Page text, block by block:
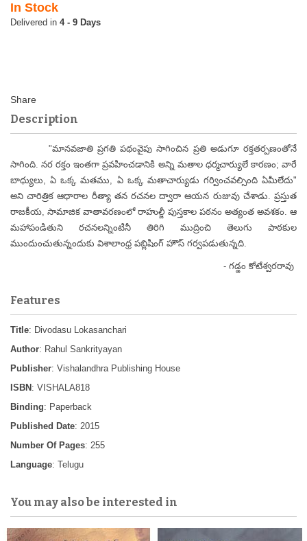
In Stock
4 - 9 Days
Description
"మానవజాతి ప్రగతి పథంవైపు సాగించిన ప్రతి అడుగూ రక్తతర్పణంతోనే
సాగింది. నర రక్తం ఇంతగా ప్రవహించడానికి అన్ని మతాల ధర్మచార్యులే కారణం; వారే
బాధ్యులు, ఏ ఒక్క మతము, ఏ ఒక్క మతాచార్యుడు గర్వించవల్సింది ఏమీలేదు"
అని చారిత్రిక ఆధారాల రీత్యా తన రచనల ద్వారా ఆయన రుజువు చేశాడు. ప్రస్తుత
రాజకీయ, సామాజిక వాతావరణంలో రాహుల్జీ పుస్తకాల పఠనం అత్యంత అవశకం. ఆ
మహాపండితుని రచనలన్నింటినీ తిరిగి ముద్రించి తెలుగు పాఠకుల
ముందుంచుతున్నందుకు విశాలాంధ్ర పబ్లిషింగ్ హౌస్ గర్వపడుతున్నది.
- గడ్డం కోటేశ్వరరావు
Features
Title: Divodasu Lokasanchari
Author: Rahul Sankrityayan
Publisher: Vishalandhra Publishing House
ISBN : VISHALA818
Binding: Paperback
Published Date: 2015
Number Of Pages: 255
Language: Telugu
You may also be interested in